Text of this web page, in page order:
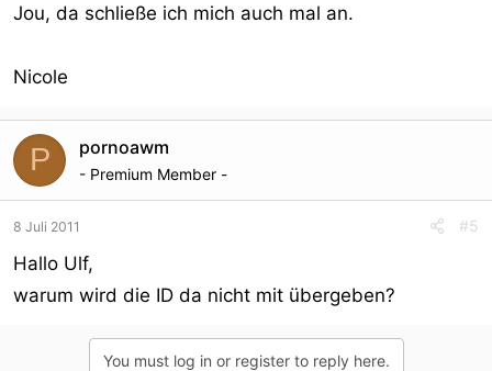
Jou, da schließe ich mich auch mal an.
Nicole
P pornoawm
- Premium Member -
8 Juli 2011 #5
Hallo Ulf,
warum wird die ID da nicht mit übergeben?
You must log in or register to reply here.